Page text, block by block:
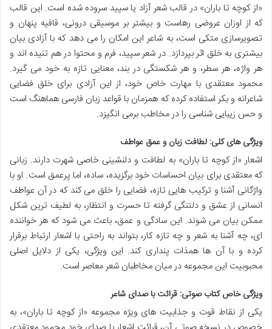
«از کوچه تا باران» در قالب شعر آزاد یا سپید سروده شده است. این قالب
که از اوزان عروضی رهاست و بیشتر بر موسیقی درونی، قافیه پنهان و
تصویرسازی متکی است، به شاعر این امکان را می دهد که با آزادی بیان
بیشتری به خلق اثر بپردازد. در شعر سپید، فرم و محتوا در هم تنیده اند و
هر واژه، هر سطر، و هر شکستگی در بند، معنایی تازه به خود می گیرد.
محمود معتقدی با مهارت خاص خود، از این آزادی برای خلق فضایی
شاعرانه و بکر استفاده کرده که همزمان با قواعد زبان فارسی هماهنگ است
و حس زیبایی شناسی را در مخاطب برمی انگیزد.
ویژگی های کلی: لطافت زبان و عمق عواطف
اشعار «از کوچه تا باران» به لطافت و دلنشینی خاصی شهرت دارند. زبانی
که معتقدی برای بیان احساسات خود برگزیده، ساده، اما پرعمق است. او با
واژگانی آشنا و ترکیب هایی تازه، فضایی را خلق می کند که در آن عواطف
انسانی از عشق و دلتنگی گرفته تا حسرت و انتظار، به لطیف ترین شکل
ممکن بیان می شوند. این سادگی و عمق، باعث می شود که هر خواننده
ای، چه آشنا به شعر و چه تازه کار، بتواند به راحتی با اشعار ارتباط برقرار
کرده و با آن ها همذات پنداری کند. این ویژگی، یکی از دلایل اصلی
محبوبیت این مجموعه در میان مخاطبان شعر معاصر است.
ویژگی خاص کتاب صوتی: قرائت با صدای شاعر
یکی از نقاط قوت و جذابیت های ویژه مجموعه «از کوچه تا باران»، به